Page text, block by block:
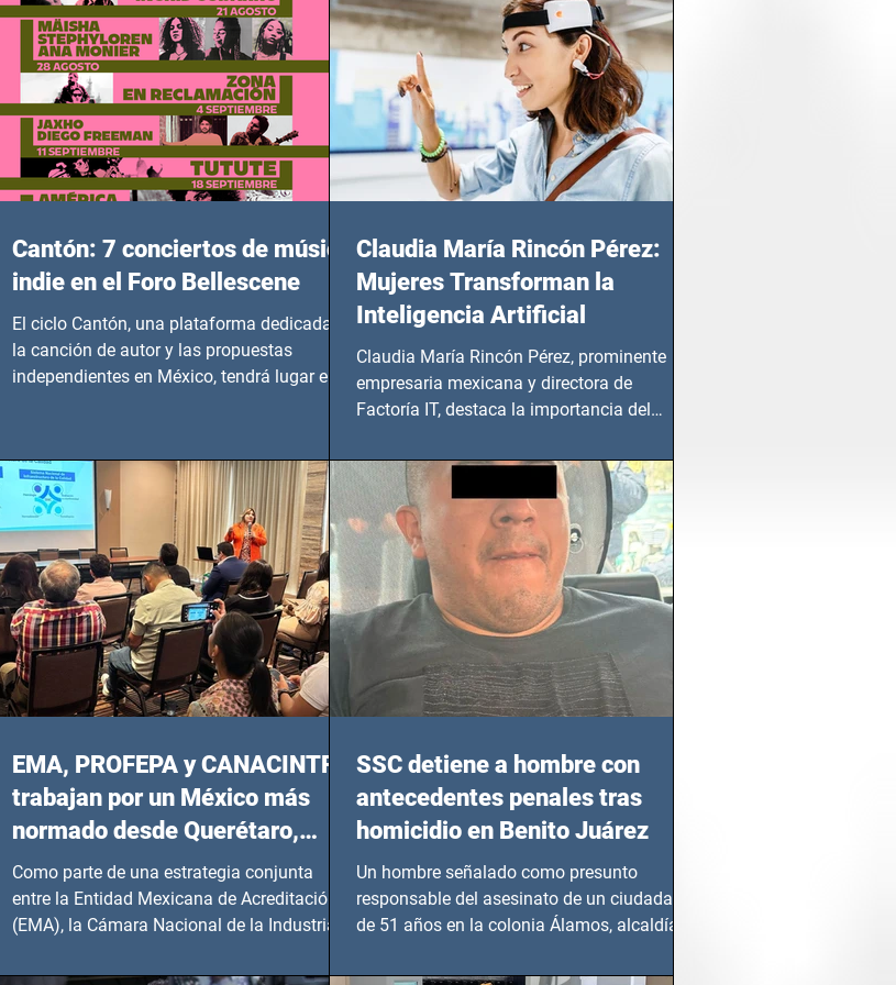
Cantón: 7 conciertos de música
indie en el Foro Bellescene
El ciclo Cantón, una plataforma dedicada a
la canción de autor y las propuestas
independientes en México, tendrá lugar en el
del 14 de agosto al 25 de septiembre, a las
20:00 horas.
Claudia María Rincón Pérez:
Mujeres Transforman la
Inteligencia Artificial
Claudia María Rincón Pérez, prominente
empresaria mexicana y directora de
Factoría IT, destaca la importancia del
EMA, PROFEPA y CANACINTRA
trabajan por un México más
normado desde Querétaro,
Hidalgo y BCS
Como parte de una estrategia conjunta
entre la Entidad Mexicana de Acreditación
(EMA), la Cámara Nacional de la Industria
SSC detiene a hombre con
antecedentes penales tras
homicidio en Benito Juárez
Un hombre señalado como presunto
responsable del asesinato de un ciudadano
de 51 años en la colonia Álamos, alcaldía